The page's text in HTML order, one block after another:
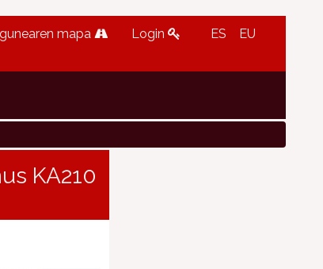
mapa Login ES EU
KA210